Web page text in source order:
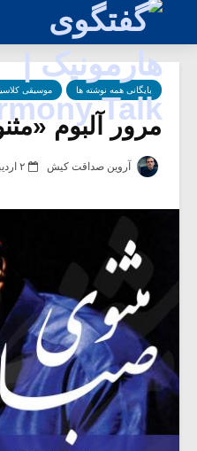
بایگانی همه نوشته ها موسیقی
مرور آلبوم
آروین صداقت کیش ۲ اردیبهشت ۱۳۹۷